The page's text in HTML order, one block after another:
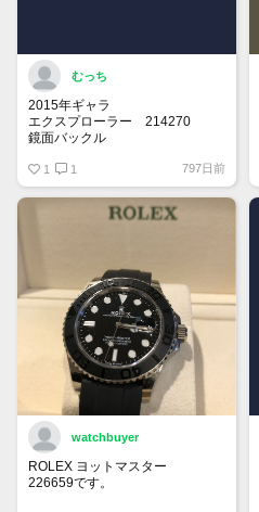
むっち
2015年ギャラ
エクスプローラー 214270
鏡面バックル
思い出の年に製造されてるエクス
プローラー1を探しております。
売却を考えてらっしゃる方、是非
お声掛けお願い致します。
1 1 797日前
watchbuyer
ROLEX ヨットマスター
226659です。